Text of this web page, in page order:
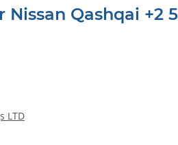
Qashqai +2
LTD